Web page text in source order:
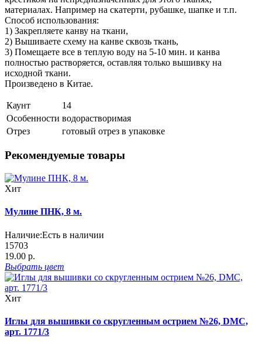
материалах. Например на скатерти, рубашке, шапке и т.п.
Способ использования:
1) Закрепляете канву на ткани,
2) Вышиваете схему на канве сквозь ткань,
3) Помещаете все в теплую воду на 5-10 мин. и канва
полностью растворяется, оставляя только вышивку на
исходной ткани.
Произведено в Китае.
Каунт
14
Особенности водорастворимая
Отрез
готовый отрез в упаковке
Рекомендуемые товары
Хит
Мулине ПНК, 8 м.
Наличие:Есть в наличии
15703
19.00 р.
Выбрать цвет
Хит
Иглы для вышивки со скругленным острием №26, DMC,
арт. 1771/3